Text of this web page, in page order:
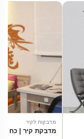
מדבקות לקיר
מדבקת קיר | כח